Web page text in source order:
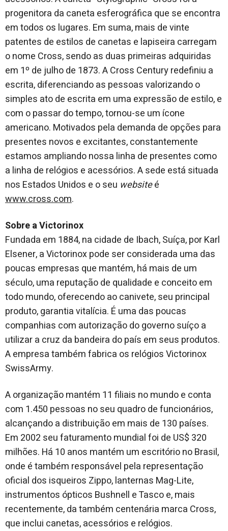
progenitora da caneta esferográfica que se encontra
em todos os lugares. Em suma, mais de vinte
patentes de estilos de canetas e lapiseira carregam
o nome Cross, sendo as duas primeiras adquiridas
em 1º de julho de 1873. A Cross Century redefiniu a
escrita, diferenciando as pessoas valorizando o
simples ato de escrita em uma expressão de estilo, e
com o passar do tempo, tornou-se um ícone
americano. Motivados pela demanda de opções para
presentes novos e excitantes, constantemente
estamos ampliando nossa linha de presentes como
a linha de relógios e acessórios. A sede está situada
nos Estados Unidos e o seu websiteé
www.cross.com.
Sobre a Victorinox
Fundada em 1884, na cidade de Ibach, Suíça, por Karl
Elsener, a Victorinox pode ser considerada uma das
poucas empresas que mantém, há mais de um
século, uma reputação de qualidade e conceito em
todo mundo, oferecendo ao canivete, seu principal
produto, garantia vitalícia. É uma das poucas
companhias com autorização do governo suíço a
utilizar a cruz da bandeira do país em seus produtos.
A empresa também fabrica os relógios Victorinox
SwissArmy.
A organização mantém 11 filiais no mundo e conta
com 1.450 pessoas no seu quadro de funcionários,
alcançando a distribuição em mais de 130 países.
Em 2002 seu faturamento mundial foi de US$ 320
milhões. Há 10 anos mantém um escritório no Brasil,
onde é também responsável pela representação
oficial dos isqueiros Zippo, lanternas Mag-Lite,
instrumentos ópticos Bushnell e Tasco e, mais
recentemente, da também centenária marca Cross,
que inclui canetas, acessórios e relógios.